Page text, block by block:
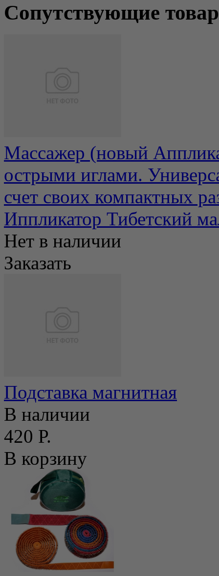
Сопутствующие
Массажер (новый
острыми иглами.
счет своих компактных
Иппликатор Тибетский
Нет в наличии
Заказать
Подставка магнитная
В наличии
420 Р.
В корзину